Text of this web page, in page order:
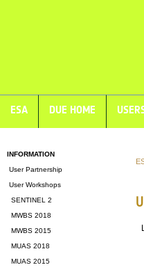
ESA DUE HOME
INFORMATION
User Partnership
User Workshops
SENTINEL 2
MWBS 2018
MWBS 2015
MUAS 2018
MUAS 2015